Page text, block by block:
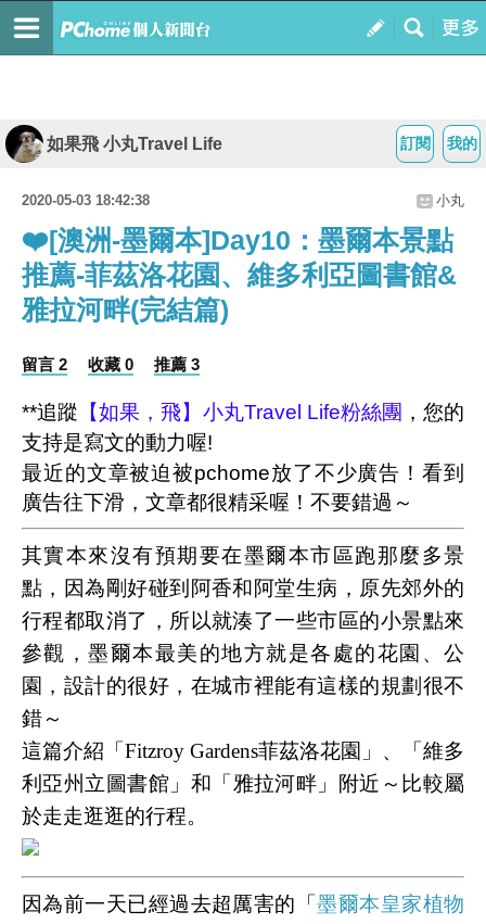
我的
訂閱
如果飛 小丸Travel Life
2020-05-03 18:42:38 小丸
❤️[澳洲-墨爾本]Day10：墨爾本景點
推薦-菲茲洛花園、維多利亞圖書館&
雅拉河畔(完結篇)
留言 2 收藏 0 推薦 3
**追蹤 【如果，飛】小丸Travel Life粉絲團 ，您的
支持是寫文的動力喔!
最近的文章被迫被pchome放了不少廣告！看到
廣告往下滑，文章都很精采喔！不要錯過～
其實本來沒有預期要在墨爾本市區跑那麼多景
點，因為剛好碰到阿香和阿堂生病，原先郊外的
行程都取消了，所以就湊了一些市區的小景點來
參觀，墨爾本最美的地方就是各處的花園、公
園，設計的很好，在城市裡能有這樣的規劃很不
錯～
這篇介紹「 Fitzroy Gardens菲茲洛花園 」、「 維多
利亞州立圖書館 」和「 雅拉河畔」
附近～比較屬
於走走逛逛的行程。
因為前一天已經過去超厲害的「墨爾本皇家植物